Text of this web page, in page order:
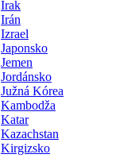
Irak
Irán
Izrael
Japonsko
Jemen
Jordánsko
Južná Kórea
Kambodža
Katar
Kazachstan
Kirgizsko